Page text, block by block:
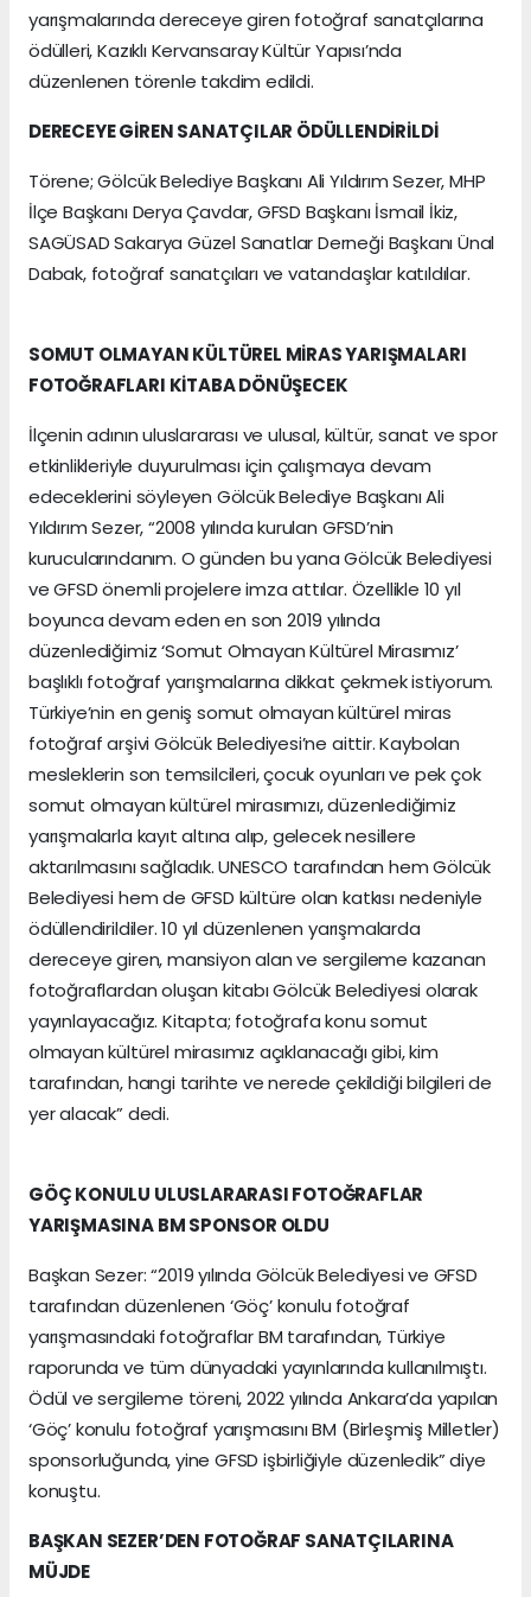
yarışmalarında dereceye giren fotoğraf sanatçılarına
ödülleri, Kazıklı Kervansaray Kültür Yapısı’nda
düzenlenen törenle takdim edildi.
DERECEYE GİREN SANATÇILAR ÖDÜLLENDİRİLDİ
Törene; Gölcük Belediye Başkanı Ali Yıldırım Sezer, MHP
İlçe Başkanı Derya Çavdar, GFSD Başkanı İsmail İkiz,
SAGÜSAD Sakarya Güzel Sanatlar Derneği Başkanı Ünal
Dabak, fotoğraf sanatçıları ve vatandaşlar katıldılar.
SOMUT OLMAYAN KÜLTÜREL MİRAS YARIŞMALARI
FOTOĞRAFLARI KİTABA DÖNÜŞECEK
İlçenin adının uluslararası ve ulusal, kültür, sanat ve spor
etkinlikleriyle duyurulması için çalışmaya devam
edeceklerini söyleyen Gölcük Belediye Başkanı Ali
Yıldırım Sezer, “2008 yılında kurulan GFSD’nin
kurucularındanım. O günden bu yana Gölcük Belediyesi
ve GFSD önemli projelere imza attılar. Özellikle 10 yıl
boyunca devam eden en son 2019 yılında
düzenlediğimiz ‘Somut Olmayan Kültürel Mirasımız’
başlıklı fotoğraf yarışmalarına dikkat çekmek istiyorum.
Türkiye’nin en geniş somut olmayan kültürel miras
fotoğraf arşivi Gölcük Belediyesi’ne aittir. Kaybolan
mesleklerin son temsilcileri, çocuk oyunları ve pek çok
somut olmayan kültürel mirasımızı, düzenlediğimiz
yarışmalarla kayıt altına alıp, gelecek nesillere
aktarılmasını sağladık. UNESCO tarafından hem Gölcük
Belediyesi hem de GFSD kültüre olan katkısı nedeniyle
ödüllendirildiler. 10 yıl düzenlenen yarışmalarda
dereceye giren, mansiyon alan ve sergileme kazanan
fotoğraflardan oluşan kitabı Gölcük Belediyesi olarak
yayınlayacağız. Kitapta; fotoğrafa konu somut
olmayan kültürel mirasımız açıklanacağı gibi, kim
tarafından, hangi tarihte ve nerede çekildiği bilgileri de
yer alacak” dedi.
GÖÇ KONULU ULUSLARARASI FOTOĞRAFLAR
YARIŞMASINA BM SPONSOR OLDU
Başkan Sezer: “2019 yılında Gölcük Belediyesi ve GFSD
tarafından düzenlenen ‘Göç’ konulu fotoğraf
yarışmasındaki fotoğraflar BM tarafından, Türkiye
raporunda ve tüm dünyadaki yayınlarında kullanılmıştı.
Ödül ve sergileme töreni, 2022 yılında Ankara’da yapılan
‘Göç’ konulu fotoğraf yarışmasını BM (Birleşmiş Milletler)
sponsorluğunda, yine GFSD işbirliğiyle düzenledik” diye
konuştu.
BAŞKAN SEZER’DEN FOTOĞRAF SANATÇILARINA
MÜJDE